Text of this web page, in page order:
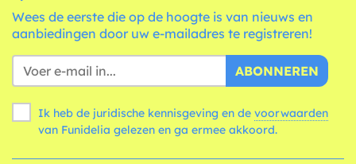
Wees de eerste die op de hoogte is van nieuws en
aanbiedingen door uw e-mailadres te registreren!
ABONNEREN
Ik heb de juridische kennisgeving en de voorwaarden
van Funidelia gelezen en ga ermee akkoord.